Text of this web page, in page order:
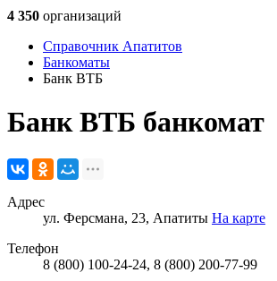
4 350 организаций
Справочник Апатитов
Банкоматы
Банк ВТБ
Банк ВТБ банкомат
Адрес
ул. Ферсмана, 23, Апатиты На карте
Телефон
8 (800) 100-24-24, 8 (800) 200-77-99